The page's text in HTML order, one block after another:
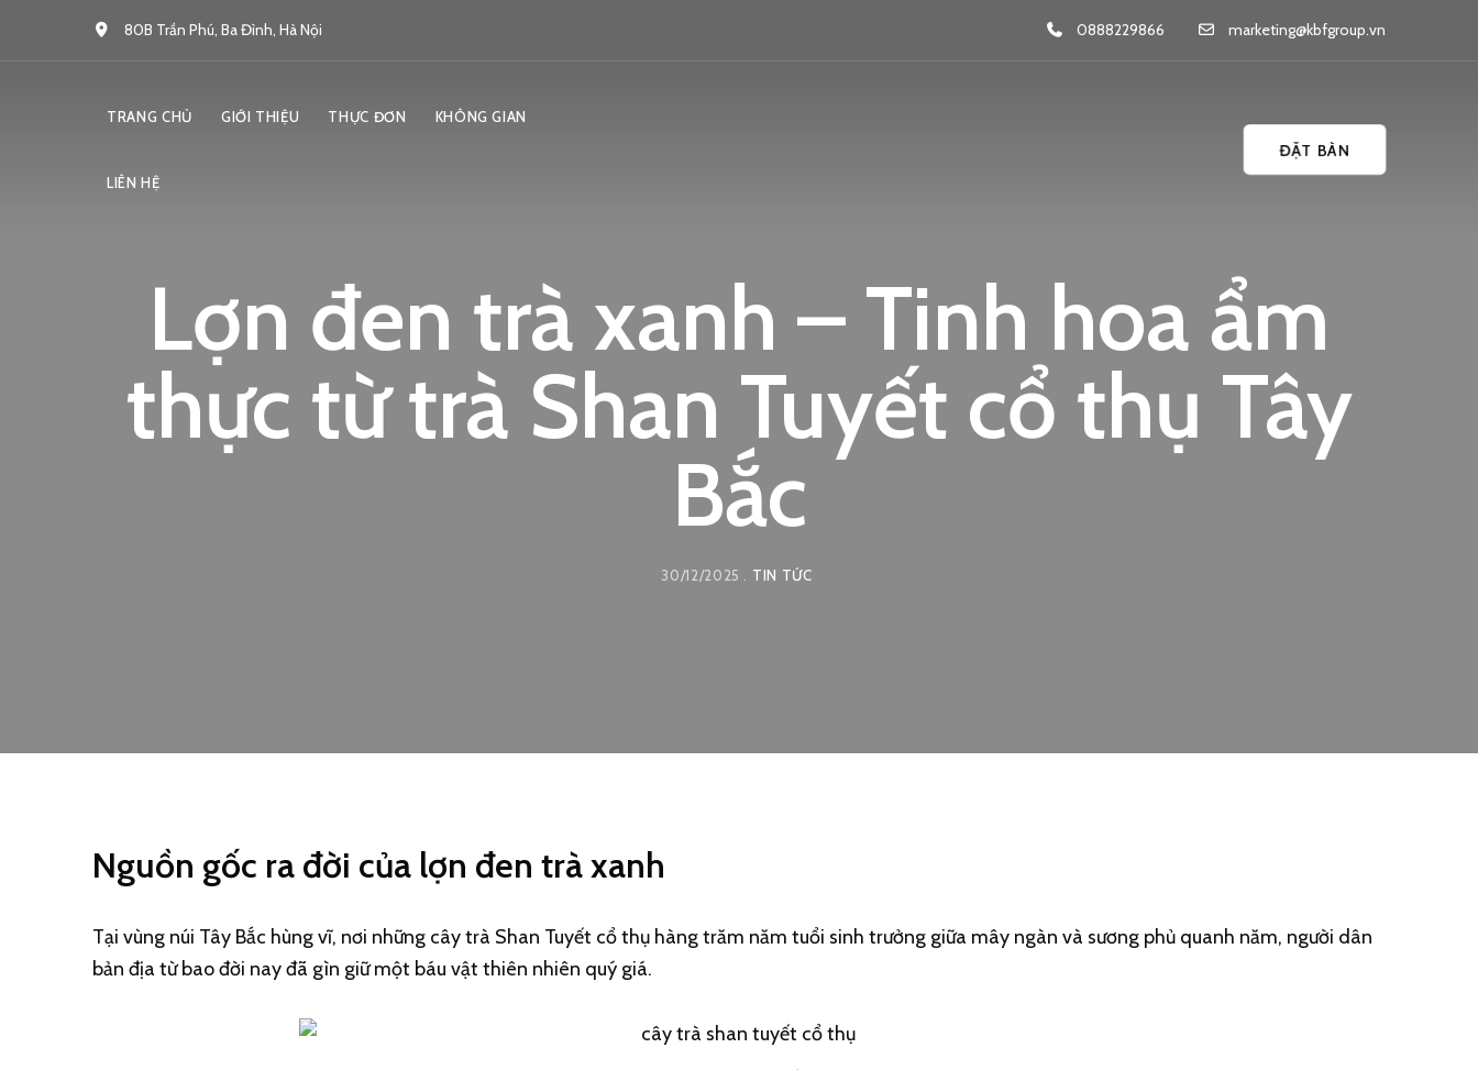
80B Trần Phú, Ba Đình, Hà Nội 0888229866 marketing@kbfgroup.vn
TRANG CHỦ GIỚI THIỆU THỰC ĐƠN KHÔNG GIAN
LIÊN HỆ
ĐẶT BÀN
Lợn đen trà xanh – Tinh hoa ẩm
thực từ trà Shan Tuyết cổ thụ Tây
Bắc
30/12/2025 TIN TỨC
Nguồn gốc ra đời của lợn đen trà xanh
Tại vùng núi Tây Bắc hùng vĩ, nơi những cây trà Shan Tuyết cổ thụ hàng trăm năm tuổi sinh trưởng giữa mây ngàn và sương phủ quanh năm, người dân
bản địa từ bao đời nay đã gìn giữ một báu vật thiên nhiên quý giá.